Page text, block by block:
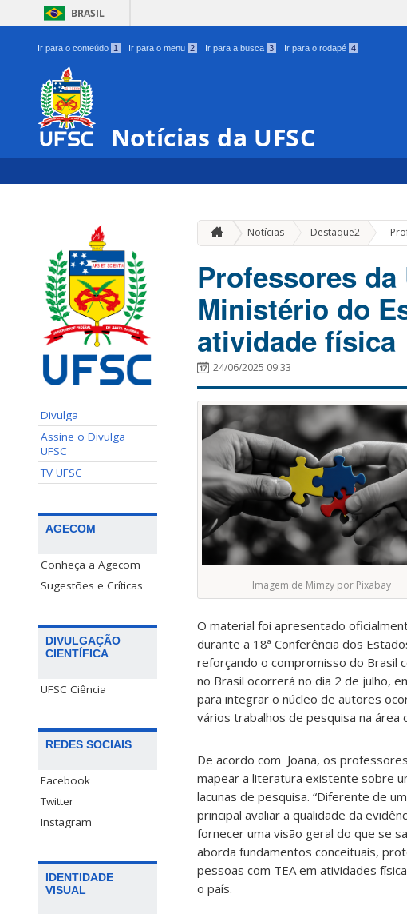
BRASIL
Ir para o conteúdo 1 Ir para o menu 2 Ir para a busca 3 Ir para o rodapé 4
Notícias da UFSC
Divulga
Assine o Divulga
UFSC
TV UFSC
AGECOM
Conheça a Agecom
Sugestões e Críticas
DIVULGAÇÃO
CIENTÍFICA
UFSC Ciência
REDES SOCIAIS
Facebook
Twitter
Instagram
IDENTIDADE
VISUAL
Notícias Destaque2 »
Professores
Ministério do
atividade física
24/06/2025 09:33
Imagem de Mimzy por Pixabay
O material foi apresentado
durante a 18ª Conferência dos
reforçando o compromisso do Brasil
no Brasil ocorrerá no dia 2 de julho,
para integrar o núcleo de autores
vários trabalhos de pesquisa na área
De acordo com Joana, os
mapear a literatura existente sobre
lacunas de pesquisa. “Diferente de
principal avaliar a qualidade da
fornecer uma visão geral do que se
aborda fundamentos conceituais,
pessoas com TEA em atividades
o país.